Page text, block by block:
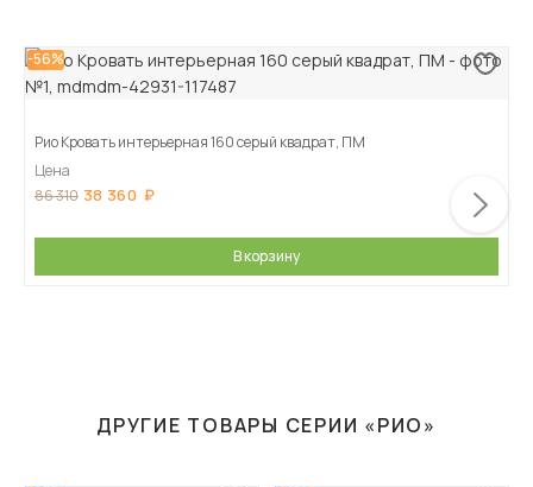
-56%
Рио Кровать интерьерная 160 серый квадрат, ПМ
Цена
86 310 38 360
В корзину
ДРУГИЕ ТОВАРЫ СЕРИИ «РИО»